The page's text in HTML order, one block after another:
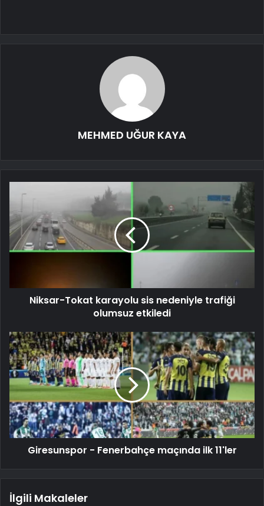
MEHMED UĞUR KAYA
Niksar-Tokat karayolu sis nedeniyle trafiği
olumsuz etkiledi
Giresunspor - Fenerbahçe maçında ilk 11'ler
İlgili Makaleler